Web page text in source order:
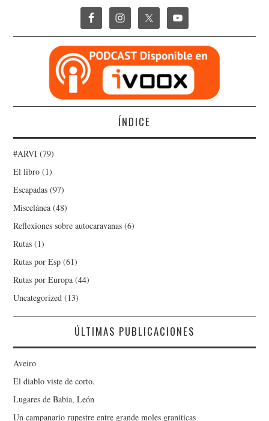
ÍNDICE
#ARVI (79)
El libro (1)
Escapadas (97)
Miscelánea (48)
Reflexiones sobre autocaravanas (6)
Rutas (1)
Rutas por Esp (61)
Rutas por Europa (44)
Uncategorized (13)
ÚLTIMAS PUBLICACIONES
Aveiro
El diablo viste de corto.
Lugares de Babia, León
Un campanario rupestre entre grande moles graniticas